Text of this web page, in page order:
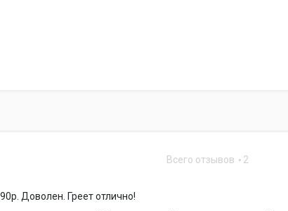
Всего отзывов 2
Доволен. Греет отлично!